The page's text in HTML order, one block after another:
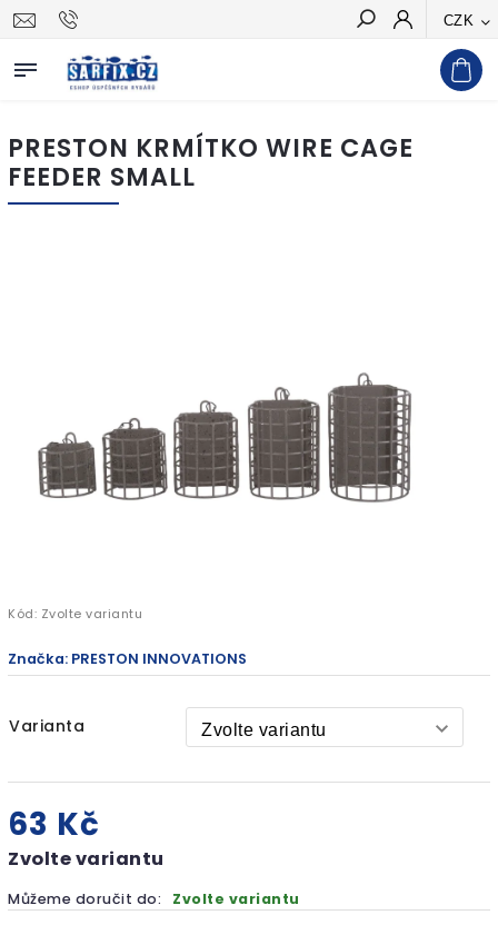
CZK
Hledat
PRESTON KRMÍTKO WIRE CAGE
FEEDER SMALL
Kód: Zvolte variantu
Značka: PRESTON INNOVATIONS
Varianta
63 Kč
Zvolte variantu
Můžeme doručit do: Zvolte variantu